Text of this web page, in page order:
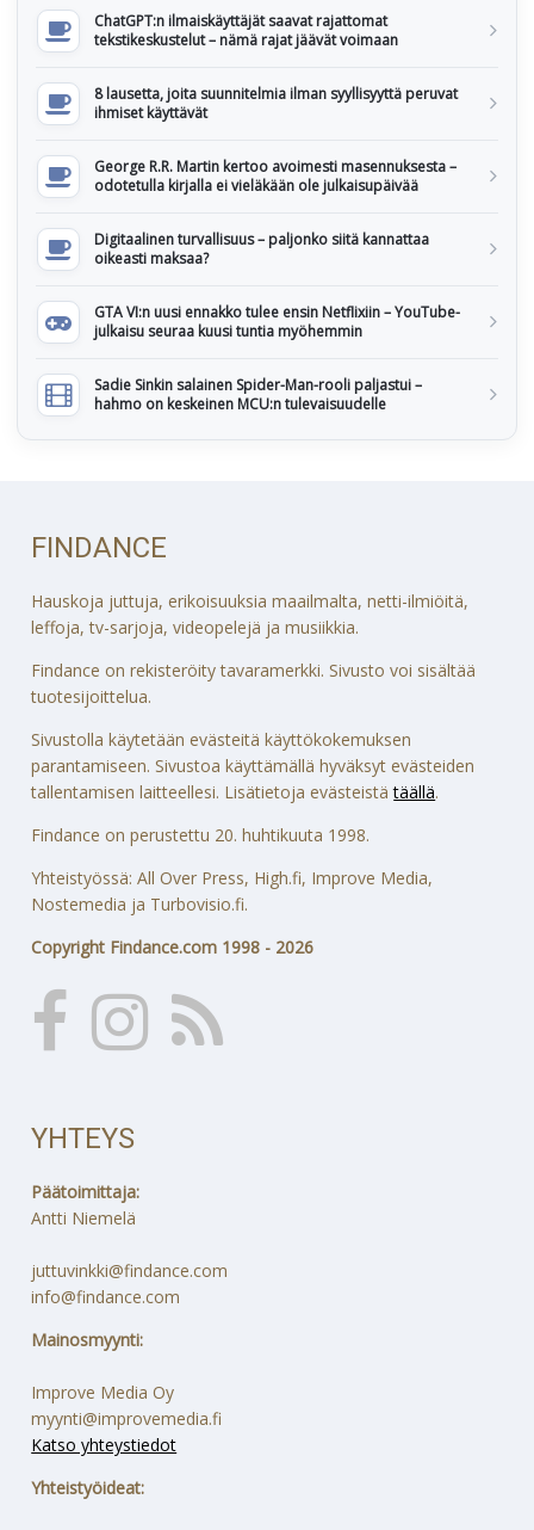
ChatGPT:n ilmaiskäyttäjät saavat rajattomat
tekstikeskustelut – nämä rajat jäävät voimaan
8 lausetta, joita suunnitelmia ilman syyllisyyttä peruvat
ihmiset käyttävät
George R.R. Martin kertoo avoimesti masennuksesta –
odotetulla kirjalla ei vieläkään ole julkaisupäivää
Digitaalinen turvallisuus – paljonko siitä kannattaa
oikeasti maksaa?
GTA VI:n uusi ennakko tulee ensin Netflixiin – YouTube-
julkaisu seuraa kuusi tuntia myöhemmin
Sadie Sinkin salainen Spider-Man-rooli paljastui –
hahmo on keskeinen MCU:n tulevaisuudelle
FINDANCE
Hauskoja juttuja, erikoisuuksia maailmalta, netti-ilmiöitä,
leffoja, tv-sarjoja, videopelejä ja musiikkia.
Findance on rekisteröity tavaramerkki. Sivusto voi sisältää
tuotesijoittelua.
Sivustolla käytetään evästeitä käyttökokemuksen
parantamiseen. Sivustoa käyttämällä hyväksyt evästeiden
tallentamisen laitteellesi. Lisätietoja evästeistätäällä.
Findance on perustettu 20. huhtikuuta 1998.
Yhteistyössä: All Over Press, High.fi, Improve Media,
Nostemedia ja Turbovisio.fi.
Copyright Findance.com 1998 - 2026
YHTEYS
Päätoimittaja:
Antti Niemelä
juttuvinkki@findance.com
info@findance.com
Mainosmyynti:
Improve Media Oy
myynti@improvemedia.fi
Katso yhteystiedot
Yhteistyöideat: